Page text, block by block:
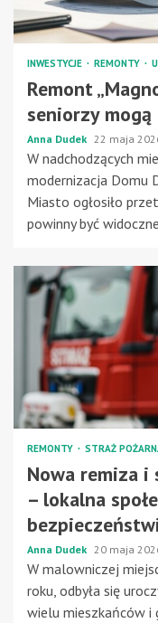
INWESTYCJE REMONTY
Remont
seniorzy
Anna Dudek 22 maja
W nadchodzących
modernizacja Domu
Miasto ogłosiło
powinny być
REMONTY STRAŻ
Nowa remiza i
– lokalna
Anna Dudek 20 maja
W malowniczej
roku, odbyła się
wielu mieszkańców i